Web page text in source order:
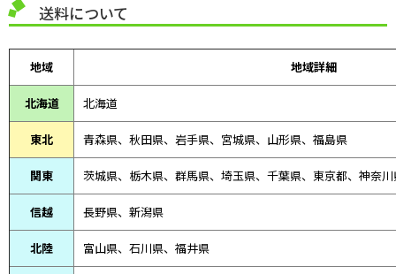
送料について
地域 地域詳細
北海道 北海道
東北 青森県、 秋田県、 岩手県、宮城県、山形県、福島県
関東 茨城県、栃木県、群馬県、埼玉県、千葉県、東京都、神奈
信越 長野県、新潟県
北陸 富山県、 石川県、 福井県